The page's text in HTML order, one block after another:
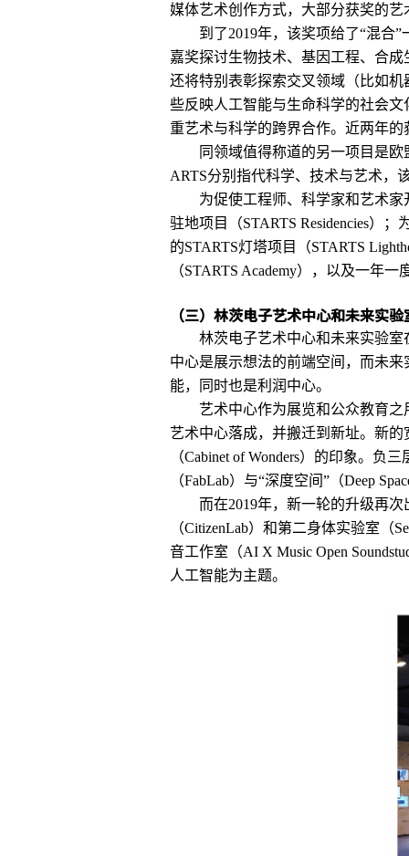
媒体艺术创作方式，大部分获奖的
到了2019年，该奖项给了“混合
嘉奖探讨生物技术、基因工程、合
还将特别表彰探索交叉领域（比如
些反映人工智能与生命科学的社会
重艺术与科学的跨界合作。近两年
同领域值得称道的另一项目是
ARTS分别指代科学、技术与艺术，
为促使工程师、科学家和艺术
驻地项目（STARTS Residencies）
的STARTS灯塔项目（STARTS
（STARTS Academy），以及一年
（三）林茨电子艺术中心和未来实验
林茨电子艺术中心和未来实验
中心是展示想法的前端空间，而未
能，同时也是利润中心。
艺术中心作为展览和公众教育
艺术中心落成，并搬迁到新址。新
（Cabinet of Wonders）的印象。负
（FabLab）与“深度空间”（Deep
而在2019年，新一轮的升级再
（CitizenLab）和第二身体实验室
音工作室（AI X Music Open
人工智能为主题。